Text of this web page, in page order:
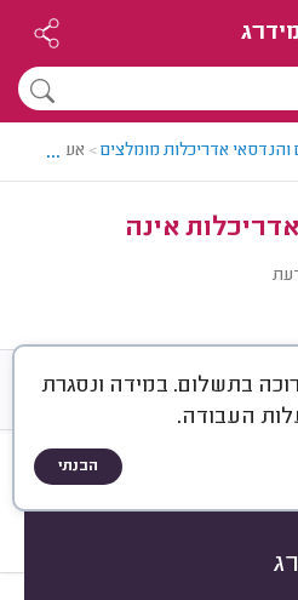
מידרג
והנדסאי אדריכלות מומלצים> אשקלון
...
אינה
בתשלום. במידה ונסגרת
העבודה.
הבנתי
ממוצע רישוי ותעודות